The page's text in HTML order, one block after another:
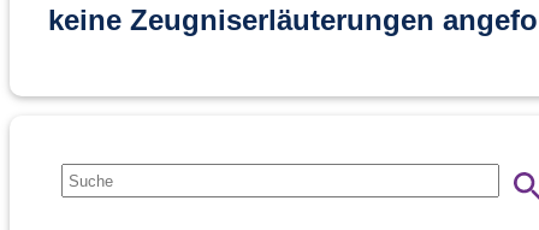
keine Zeugniserläuterungen